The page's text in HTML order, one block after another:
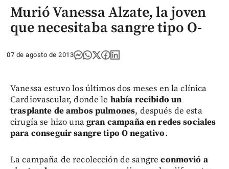
Murió Vanessa Alzate, la joven
que necesitaba sangre tipo O-
07 de agosto de 2013
Vanessa estuvo los últimos dos meses en la clínica
Cardiovascular, donde le había recibido un
trasplante de ambos pulmones, después de esta
cirugía se hizo unagran campaña en redes sociales
para conseguir sangre tipo O negativo.
La campaña de recolección de sangreconmovió a